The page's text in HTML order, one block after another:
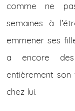
comme ne
semaines à
emmener ses
a encore
entièrement
chez lui.